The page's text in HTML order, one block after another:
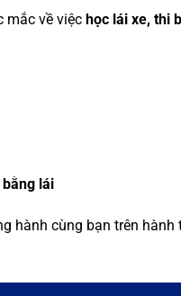
mắc về việc học lái xe, thi
lái
hành cùng bạn trên hành